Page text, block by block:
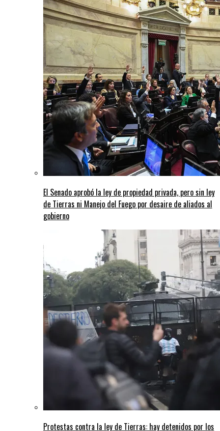
El Senado aprobó la ley de propiedad privada, pero sin ley
de Tierras ni Manejo del Fuego por desaire de aliados al
gobierno
Protestas contra la ley de Tierras: hay detenidos por los